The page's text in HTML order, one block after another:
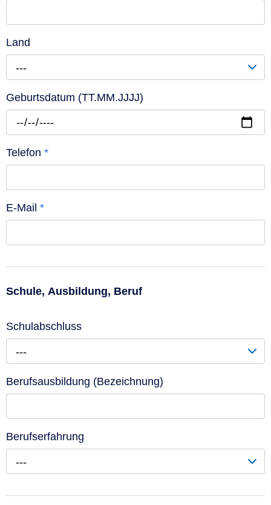
Land
---
Geburtsdatum (TT.MM.JJJJ)
Telefon *
E-Mail *
Schule, Ausbildung, Beruf
Schulabschluss
---
Berufsausbildung (Bezeichnung)
Berufserfahrung
---